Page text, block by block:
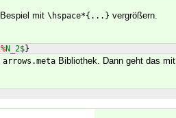
mit \hspace*{...} vergrößern.
N_2$}
arrows.meta Bibliothek. Dann geht das mit